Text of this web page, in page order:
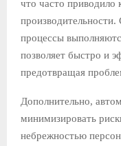
что часто приводило
процессы
позволяет быстро и
предотвращая
Дополнительно,
минимизировать
небрежностью